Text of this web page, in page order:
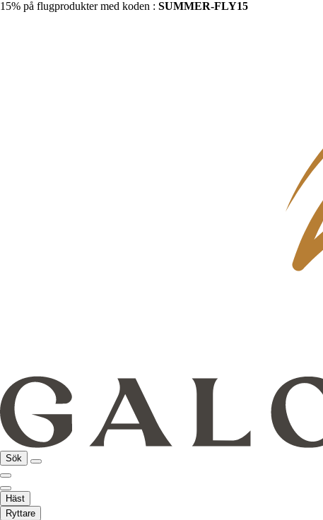
15% på flugprodukter med koden : SUMMER-FLY15
Sök
Häst
Ryttare